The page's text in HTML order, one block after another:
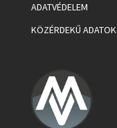
ADATVÉDELEM
KÖZÉRDEKŰ ADATOK